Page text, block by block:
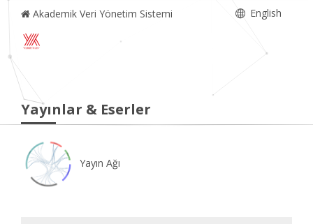
Akademik Veri Yönetim Sistemi English
Yayınlar & Eserler
Yayın Ağı